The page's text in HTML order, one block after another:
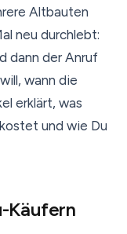
Altbauten
neu durchlebt:
dann der Anruf
wann die
erklärt, was
und wie Du
Käufern